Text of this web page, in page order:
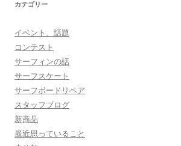
カテゴリー
イベント、話題
コンテスト
サーフィンの話
サーフスケート
サーフボードリペア
スタッフブログ
新商品
最近思っていること